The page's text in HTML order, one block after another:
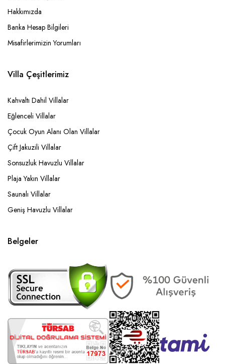
Hakkımızda
Banka Hesap Bilgileri
Misafirlerimizin Yorumları
Villa Çeşitlerimiz
Kahvaltı Dahil Villalar
Eğlenceli Villalar
Çocuk Oyun Alanı Olan Villalar
Çift Jakuzili Villalar
Sonsuzluk Havuzlu Villalar
Plaja Yakın Villalar
Saunalı Villalar
Geniş Havuzlu Villalar
Belgeler